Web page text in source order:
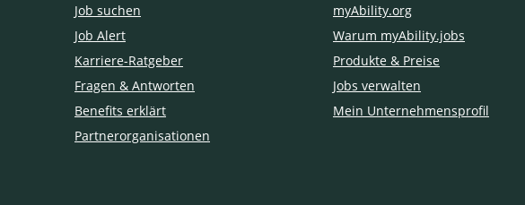
Job suchen
Job Alert
Karriere-Ratgeber
Fragen & Antworten
Benefits erklärt
Partnerorganisationen
myAbility.org
Warum myAbility.jobs
Produkte & Preise
Jobs verwalten
Mein Unternehmensprofil